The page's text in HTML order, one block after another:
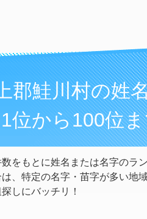
郡鮭川村の姓
位から100位
をもとに姓名または名字のラ
、特定の名字・苗字が多い地
しにバッチリ！